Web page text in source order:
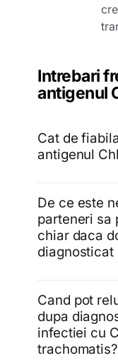
Intrebari
antigenul
Cat de
antigenul
De ce este
parteneri sa
chiar daca
diagnosticat
Cand pot
dupa
infectiei cu
trachomatis?